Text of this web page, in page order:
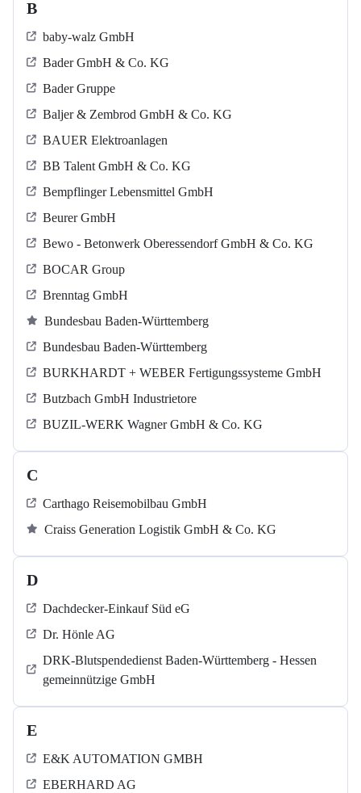
B
baby-walz GmbH
Bader GmbH & Co. KG
Bader Gruppe
Baljer & Zembrod GmbH & Co. KG
BAUER Elektroanlagen
BB Talent GmbH & Co. KG
Bempflinger Lebensmittel GmbH
Beurer GmbH
Bewo - Betonwerk Oberessendorf GmbH & Co. KG
BOCAR Group
Brenntag GmbH
Bundesbau Baden-Württemberg
Bundesbau Baden-Württemberg
BURKHARDT + WEBER Fertigungssysteme GmbH
Butzbach GmbH Industrietore
BUZIL-WERK Wagner GmbH & Co. KG
C
Carthago Reisemobilbau GmbH
Craiss Generation Logistik GmbH & Co. KG
D
Dachdecker-Einkauf Süd eG
Dr. Hönle AG
DRK-Blutspendedienst Baden-Württemberg - Hessen
gemeinnützige GmbH
E
E&K AUTOMATION GMBH
EBERHARD AG